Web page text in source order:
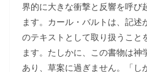
界的に大きな衝撃と反響を呼び
ます。カール・バルトは、記述
のテキストとして取り扱うこと
ます。たしかに、この書物は神
あり、草案に過ぎません。「し